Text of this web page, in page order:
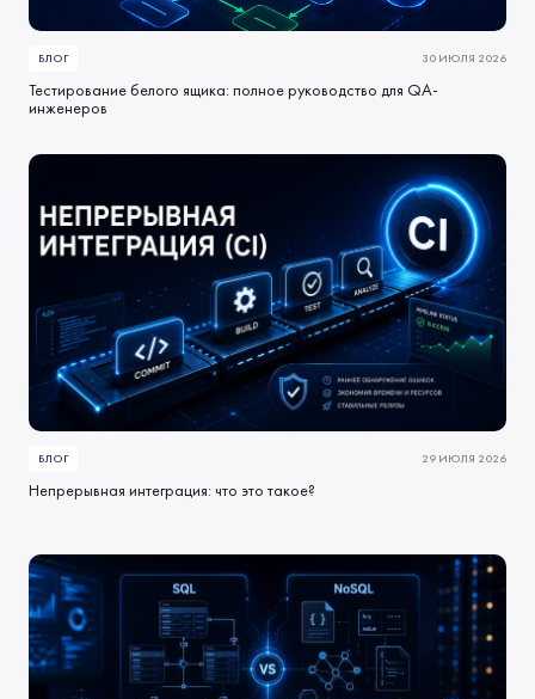
БЛОГ 30 ИЮЛЯ 2026
Тестирование белого ящика: полное руководство для QA-
инженеров
БЛОГ 29 ИЮЛЯ 2026
Непрерывная интеграция: что это такое?